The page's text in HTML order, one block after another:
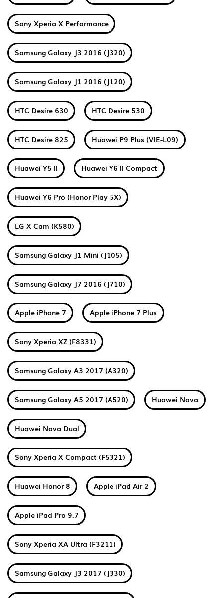
Sony Xperia X Performance
Samsung Galaxy J3 2016 (J320)
Samsung Galaxy J1 2016 (J120)
HTC Desire 630 HTC Desire 530
HTC Desire 825 Huawei P9 Plus (VIE-L09)
Huawei Y5 II Huawei Y6 II Compact
Huawei Y6 Pro (Honor Play 5X)
LG X Cam (K580)
Samsung Galaxy J1 Mini (J105)
Samsung Galaxy J7 2016 (J710)
Apple iPhone 7 Apple iPhone 7 Plus
Sony Xperia XZ (F8331)
Samsung Galaxy A3 2017 (A320)
Samsung Galaxy A5 2017 (A520) Huawei Nova
Huawei Nova Dual
Sony Xperia X Compact (F5321)
Huawei Honor 8 Apple iPad Air 2
Apple iPad Pro 9.7
Sony Xperia XA Ultra (F3211)
Samsung Galaxy J3 2017 (J330)